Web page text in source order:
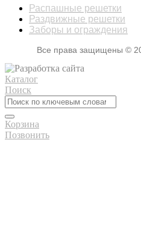
Распашные решетки
Раздвижные решетки
Заборы и ограждения
Все права защищены ©
Каталог
Поиск
Корзина
Позвонить